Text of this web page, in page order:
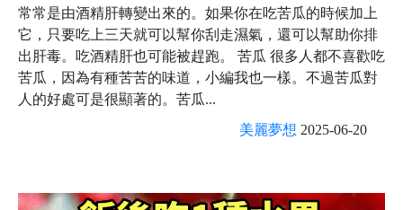
常常是由酒精肝轉變出來的。如果你在吃苦瓜的時候加上
它，只要吃上三天就可以幫你刮走濕氣，還可以幫助你排
出肝毒。吃酒精肝也可能被趕跑。 苦瓜 很多人都不喜歡吃
苦瓜，因為有種苦苦的味道，小編我也一樣。不過苦瓜對
人的好處可是很顯著的。苦瓜...
美麗夢想 2025-06-20